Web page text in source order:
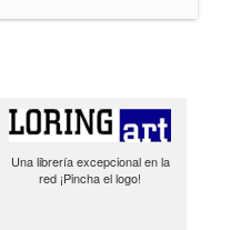
Una librería excepcional en la
red ¡Pincha el logo!